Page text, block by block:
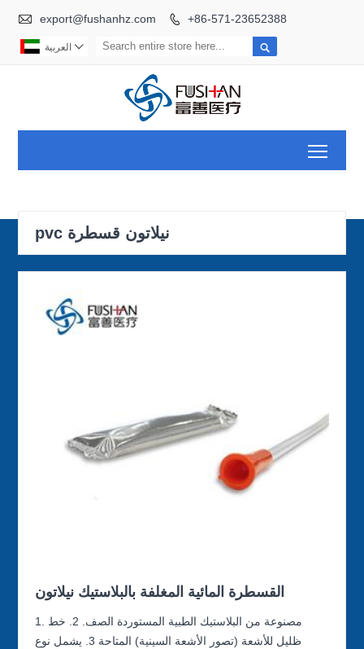
 export@fushanhz.com  +86-571-23652388
 العربية 
pvc نيلاتون قسطرة
القسطرة المائية المغلفة بالبلاستيك نيلاتون
1. مصنوعة من البلاستيك الطبية المستوردة الصف. 2. خط
ظليل للأشعة (تصور الأشعة السينية) المتاحة 3. يشمل نوع